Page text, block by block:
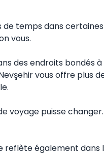
temps dans
vous.
des endroits bondés
vous offre plus
voyage puisse
également dans